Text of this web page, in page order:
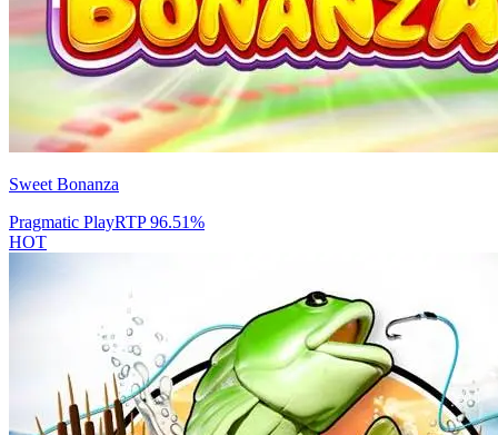
Sweet Bonanza
Pragmatic PlayRTP96.51%
HOT